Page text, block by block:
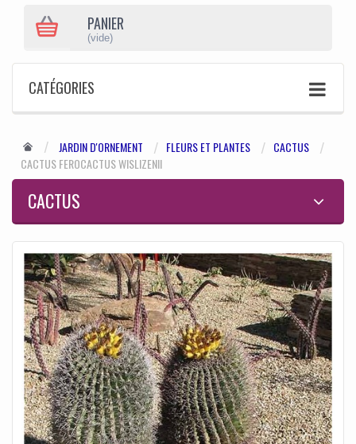
PANIER
(vide)
CATÉGORIES
JARDIN D'ORNEMENT FLEURS ET PLANTES
CACTUS
CACTUS FEROCACTUS WISLIZENII
CACTUS